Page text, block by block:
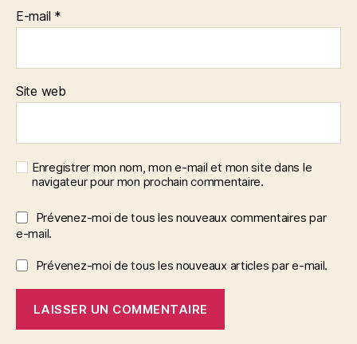
E-mail *
Site web
Enregistrer mon nom, mon e-mail et mon site dans le
navigateur pour mon prochain commentaire.
Prévenez-moi de tous les nouveaux commentaires par
e-mail.
Prévenez-moi de tous les nouveaux articles par e-mail.